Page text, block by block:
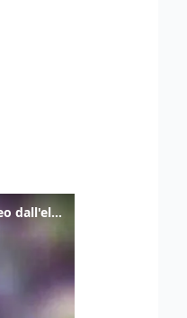
Frana lambisce le case di Auronzo, il video dall'elicottero dei vigili del fuoco